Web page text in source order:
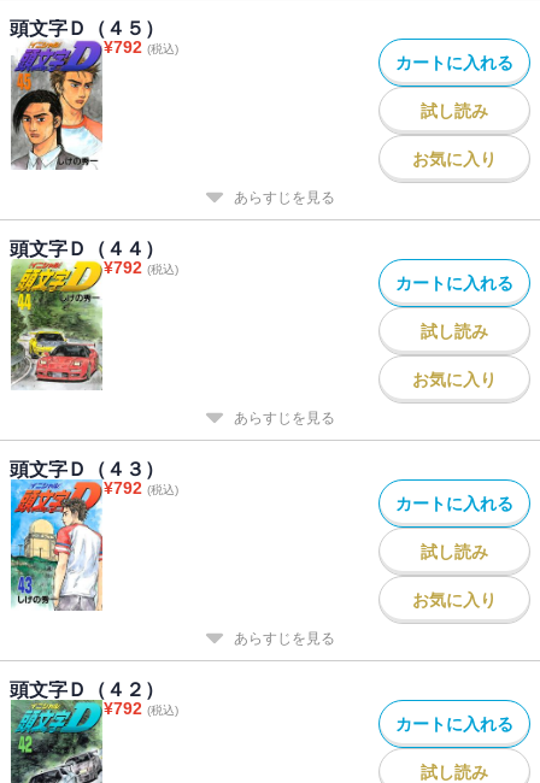
頭文字Ｄ（４５）
¥792 (税込)
カートに入れる
試し読み
お気に入り
あらすじを見る
頭文字Ｄ（４４）
¥792 (税込)
カートに入れる
試し読み
お気に入り
あらすじを見る
頭文字Ｄ（４３）
¥792 (税込)
カートに入れる
試し読み
お気に入り
あらすじを見る
頭文字Ｄ（４２）
¥792 (税込)
カートに入れる
試し読み